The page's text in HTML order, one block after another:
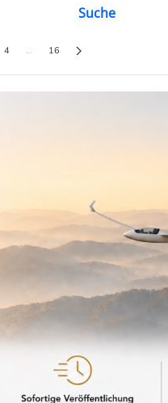
Suche
4 … 16